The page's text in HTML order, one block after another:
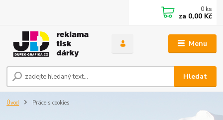
Menu
Hledat
0 ks
za 0,00 Kč
Úvod Práce s cookies